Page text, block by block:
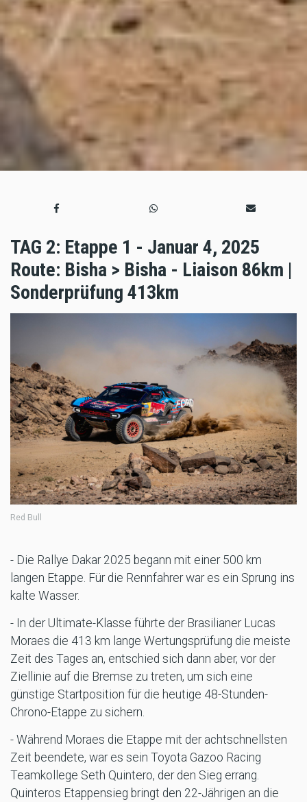
TAG 2: Etappe 1 - Januar 4, 2025
Route: Bisha > Bisha - Liaison 86km |
Sonderprüfung 413km
Red Bull
- Die Rallye Dakar 2025 begann mit einer 500 km
langen Etappe. Für die Rennfahrer war es ein Sprung ins
kalte Wasser.
- In der Ultimate-Klasse führte der Brasilianer Lucas
Moraes die 413 km lange Wertungsprüfung die meiste
Zeit des Tages an, entschied sich dann aber, vor der
Ziellinie auf die Bremse zu treten, um sich eine
günstige Startposition für die heutige 48-Stunden-
Chrono-Etappe zu sichern.
- Während Moraes die Etappe mit der achtschnellsten
Zeit beendete, war es sein Toyota Gazoo Racing
Teamkollege Seth Quintero, der den Sieg errang.
Quinteros Etappensieg bringt den 22-Jährigen an die